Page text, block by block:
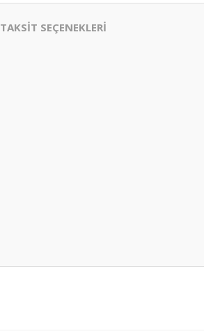
TAKSİT SEÇENEKLERİ